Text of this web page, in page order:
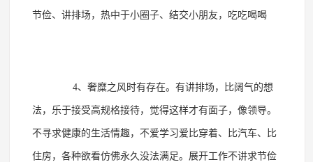
节俭、讲排场，热中于小圈子、结交小朋友，吃吃喝喝
4、奢糜之风时有存在。有讲排场，比阔气的想
法，乐于接受高规格接待，觉得这样才有面子，像领导。
不寻求健康的生活情趣，不爱学习爱比穿着、比汽车、比
住房，各种欲看仿佛永久没法满足。展开工作不讲求节俭